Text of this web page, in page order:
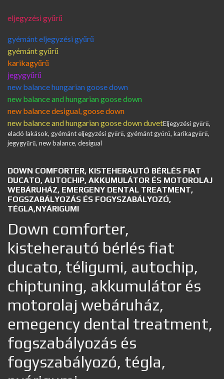
eljegyzési gyűrű
gyémánt eljegyzési gyűrű
gyémánt gyűrű
karikagyűrű
jegygyűrű
new balance hungarian goose down
new balance and hungarian goose down
new balance desigual, goose down
new balance and hungarian goose down duvetEljegyzési gyűrű,
eladó lakások, gyémánt eljegyzési gyűrű, gyémánt gyűrű, karikagyűrű,
jegygyűrű, new balance, desigual
DOWN COMFORTER, KISTEHERAUTÓ BÉRLÉS FIAT
DUCATO, AUTOCHIP, AKKUMULÁTOR ÉS MOTOROLAJ
WEBÁRUHÁZ, EMERGENY DENTAL TREATMENT,
FOGSZABÁLYOZÁS ÉS FOGYSZABÁLYOZÓ,
TÉGLA,NYÁRIGUMI
Down comforter,
kisteherautó bérlés fiat
ducato, téligumi, autochip,
chiptuning, akkumulátor és
motorolaj webáruház,
emegency dental treatment,
fogszabályozás és
fogyszabályozó, tégla,